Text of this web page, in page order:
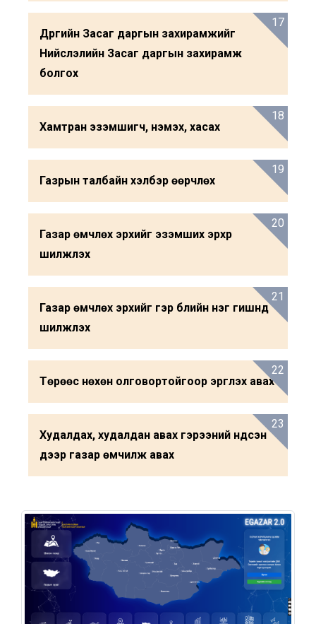
Дүүргийн Засаг даргын захирамжийг
Нийслэлийн Засаг даргын захирамж
болгох
17
Хамтран эзэмшигч, нэмэх, хасах
18
Газрын талбайн хэлбэр өөрчлөх
19
Газар өмчлөх эрхийг эзэмших эрхрүү
шилжүүлэх
20
Газар өмчлөх эрхийг гэр бүлийн нэг гишүүнд
шилжүүлэх
21
Төрөөс нөхөн олговортойгоор эргүүлэх авах
22
Худалдах, худалдан авах гэрээний үндсэн
дээр газар өмчилж авах
23